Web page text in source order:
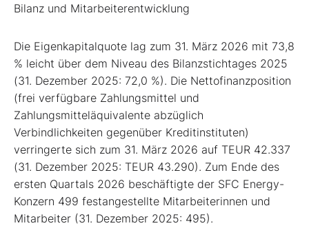
Bilanz und Mitarbeiterentwicklung
Die Eigenkapitalquote lag zum 31. März 2026 mit 73,8
% leicht über dem Niveau des Bilanzstichtages 2025
(31. Dezember 2025: 72,0 %). Die Nettofinanzposition
(frei verfügbare Zahlungsmittel und
Zahlungsmitteläquivalente abzüglich
Verbindlichkeiten gegenüber Kreditinstituten)
verringerte sich zum 31. März 2026 auf TEUR 42.337
(31. Dezember 2025: TEUR 43.290). Zum Ende des
ersten Quartals 2026 beschäftigte der SFC Energy-
Konzern 499 festangestellte Mitarbeiterinnen und
Mitarbeiter (31. Dezember 2025: 495).